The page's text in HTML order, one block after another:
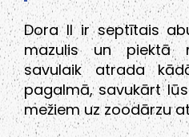
Dora II ir septītais
mazulis un piektā
savulaik atrada
pagalmā, savukārt
mežiem uz zoodārzu